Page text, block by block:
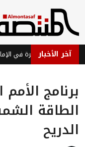
آخر الأخبار
برنامج
الطاقة
الدريح